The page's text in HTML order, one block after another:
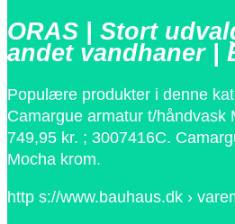
ORAS | Stort
andet vandhaner |
Populære produkter i denne
Camargue armatur t/håndvask
749,95 kr. ; 3007416C.
Mocha krom.
http s://www.bauhaus.dk ›